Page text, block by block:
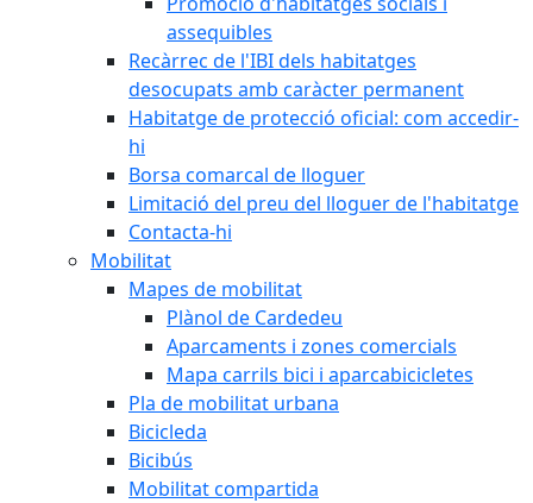
assequibles
Recàrrec de l'IBI dels habitatges
desocupats amb caràcter permanent
Habitatge de protecció oficial: com accedir-
hi
Borsa comarcal de lloguer
Limitació del preu del lloguer de l'habitatge
Contacta-hi
Mobilitat
Mapes de mobilitat
Plànol de Cardedeu
Aparcaments i zones comercials
Mapa carrils bici i aparcabicicletes
Pla de mobilitat urbana
Bicicleda
Bicibús
Mobilitat compartida